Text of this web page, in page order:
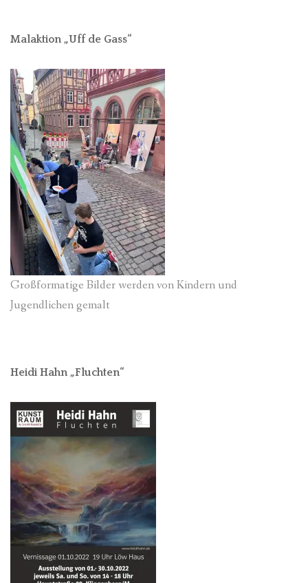
Malaktion „Uff de Gass“
Großformatige Bilder werden von Kindern und
Jugendlichen gemalt
Heidi Hahn „Fluchten“